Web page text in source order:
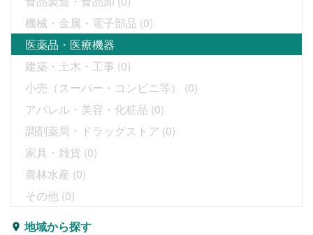
機械・金属・電子部品 (0)
医薬品・医療機器
建築・土木・工事 (0)
小売（スーパー・コンビニ等）
(0)
アパレル・美容・化粧品 (0)
調剤薬局・ドラッグストア (0)
家具・雑貨 (0)
農林水産 (0)
その他 (0)
地域から探す